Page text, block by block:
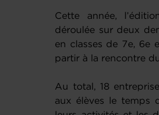
Cette année,
déroulée sur deux
en classes de 7e, 6e
partir à la rencontre
Au total, 18
aux élèves le temps